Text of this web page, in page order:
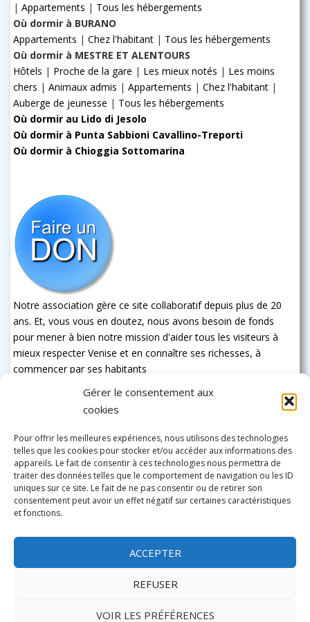
Gérer le consentement aux
cookies
Pour offrir les meilleures expériences, nous utilisons des technologies
telles que les cookies pour stocker et/ou accéder aux informations des
appareils. Le fait de consentir à ces technologies nous permettra de
traiter des données telles que le comportement de navigation ou les ID
uniques sur ce site. Le fait de ne pas consentir ou de retirer son
consentement peut avoir un effet négatif sur certaines caractéristiques
et fonctions.
ACCEPTER
REFUSER
VOIR LES PRÉFÉRENCES
| Appartements | Tous les hébergements
Où dormir à BURANO
Appartements | Chez l'habitant | Tous les hébergements
Où dormir à MESTRE ET ALENTOURS
Hôtels | Proche de la gare | Les mieux notés | Les moins
chers | Animaux admis | Appartements | Chez l'habitant |
Auberge de jeunesse | Tous les hébergements
Où dormir au Lido di Jesolo
Où dormir à Punta Sabbioni Cavallino-Treporti
Où dormir à Chioggia Sottomarina
Notre association gère ce site collaboratif depuis plus de 20
ans. Et, vous vous en doutez, nous avons besoin de fonds
pour mener à bien notre mission d'aider tous les visiteurs à
mieux respecter Venise et en connaître ses richesses, à
commencer par ses habitants